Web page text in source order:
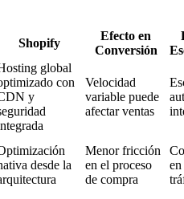
Shopify
Efecto en
Conversión
global
con
y
Velocidad
variable puede
afectar ventas
desde la
Menor fricción
en el proceso
de compra